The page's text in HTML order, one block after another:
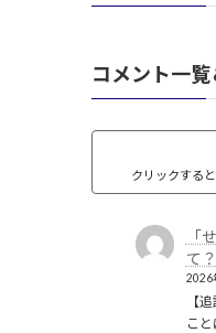
都城制 (1) 鎖国
コメント一
クリックする
「
て
2026
【
こ